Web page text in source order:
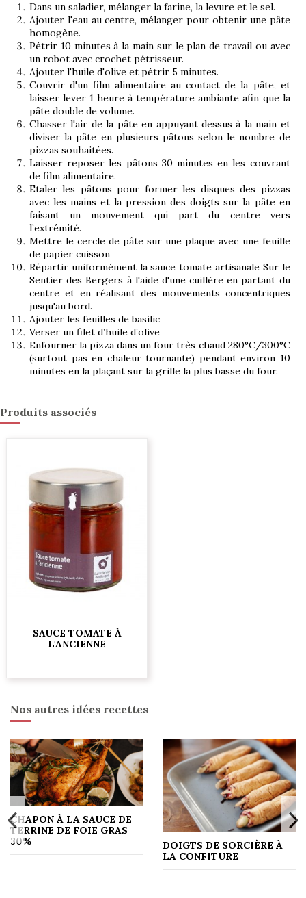
Dans un saladier, mélanger la farine, la levure et le sel.
Ajouter l'eau au centre, mélanger pour obtenir une pâte
homogène.
Pétrir 10 minutes à la main sur le plan de travail ou avec
un robot avec crochet pétrisseur.
Ajouter l'huile d'olive et pétrir 5 minutes.
Couvrir d'un film alimentaire au contact de la pâte, et
laisser lever 1 heure à température ambiante afin que la
pâte double de volume.
Chasser l'air de la pâte en appuyant dessus à la main et
diviser la pâte en plusieurs pâtons selon le nombre de
pizzas souhaitées.
Laisser reposer les pâtons 30 minutes en les couvrant
de film alimentaire.
Etaler les pâtons pour former les disques des pizzas
avec les mains et la pression des doigts sur la pâte en
faisant un mouvement qui part du centre vers
l’extrémité.
Mettre le cercle de pâte sur une plaque avec une feuille
de papier cuisson
Répartir uniformément la sauce tomate artisanale Sur le
Sentier des Bergers à l'aide d'une cuillère en partant du
centre et en réalisant des mouvements concentriques
jusqu'au bord.
Ajouter les feuilles de basilic
Verser un filet d’huile d’olive
Enfourner la pizza dans un four très chaud 280°C/300°C
(surtout pas en chaleur tournante) pendant environ 10
minutes en la plaçant sur la grille la plus basse du four.
Produits associés
SAUCE TOMATE À
L'ANCIENNE
Nos autres idées recettes
CHAPON À LA SAUCE DE
TERRINE DE FOIE GRAS
30%
DOIGTS DE SORCIÈRE À
LA CONFITURE